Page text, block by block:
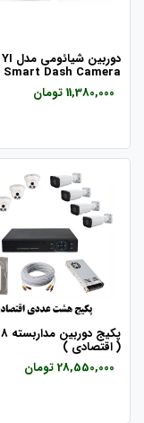
دوربين شيائومی مدل YI
Smart Dash Camera
11,380,000 تومان
( اقتصادی )
28,550,000 تومان